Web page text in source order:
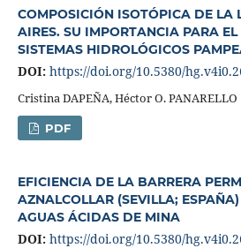
COMPOSICIÓN ISOTÓPICA DE LA
AIRES. SU IMPORTANCIA PARA
SISTEMAS HIDROLÓGICOS
DOI: https://doi.org/10.5380/
Cristina DAPEÑA, Héctor O. PANARELLO
PDF
EFICIENCIA DE LA BARRERA
AZNALCOLLAR (SEVILLA;
AGUAS ÁCIDAS DE MINA
DOI: https://doi.org/10.5380/